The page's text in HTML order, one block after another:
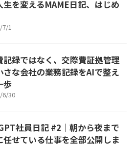
生を変えるMAME日記、はじめ
7/1
記録ではなく、交際費証拠管理
さな会社の業務記録をAIで整え
歩
6/30
社員日記 #2｜朝から夜まで
任せている仕事を全部公開しま